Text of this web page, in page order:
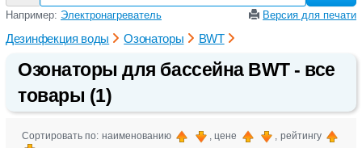
Например: Электронагреватель Версия для печати
Дезинфекция воды Озонаторы BWT
Озонаторы для бассейна BWT - все
товары (1)
Сортировать по: наименованию , цене , рейтингу